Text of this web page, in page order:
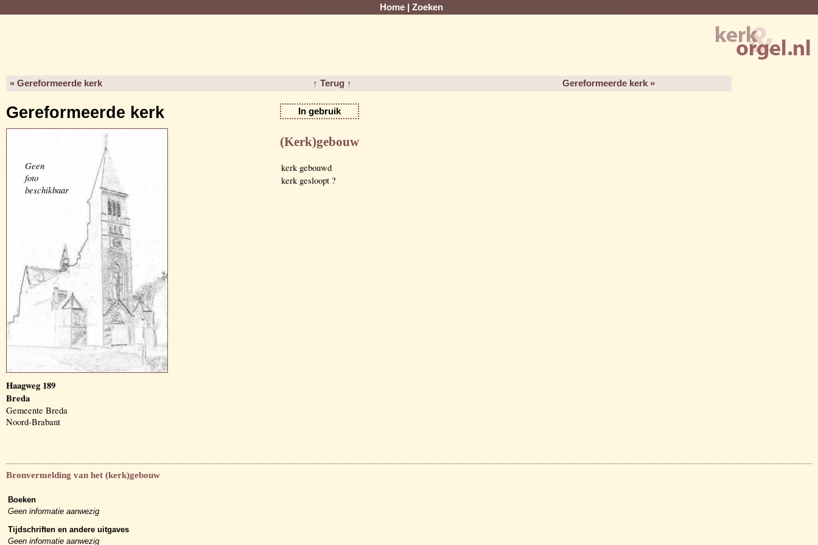
Home Zoeken
« Gereformeerde kerk ↑ Terug ↑ Gereformeerde kerk »
Gereformeerde kerk In gebruik
Geen
foto
beschikbaar
Haagweg 189
Breda
Gemeente Breda
Noord-Brabant
(Kerk)gebouw
kerk gebouwd
kerk gesloopt ?
Bronvermelding van het (kerk)gebouw
Boeken
Geen informatie aanwezig
Tijdschriften en andere uitgaves
Geen informatie aanwezig